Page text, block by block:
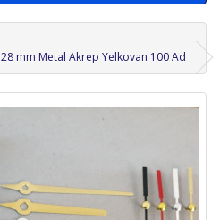
28 mm Metal Akrep Yelkovan 100 Ad